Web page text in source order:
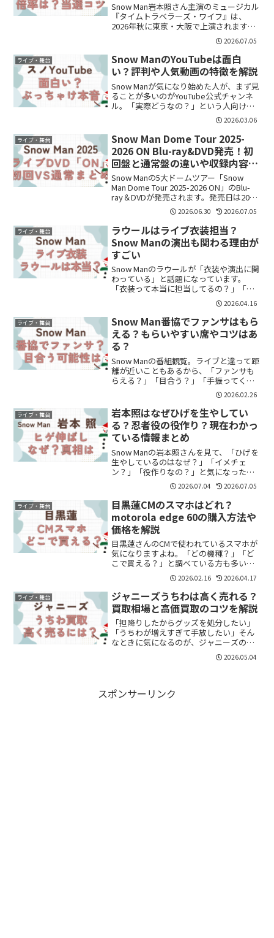
Snow Man岩本照さん主演のミュージカル
『タイムトラベラーズ・ワイフ』は、
2026年秋に東京・大阪で上演されます。
そのため、チケットは取れる？倍率はど
れくらい？一般発売でも間に合う？当た
りやすい方法はある？と気になっている
方も多いのでは...
2026.07.05
ライブ・舞台
Snow ManのYouTubeは面白
い？評判や人気動画の特徴を解説
Snow Manが気になり始めた人が、まず見
ることが多いのがYouTube公式チャンネ
ル。「実際どうなの？」という人向け
に、評判をまとめました。バラエティ動
画：メンバーの個性が分かるSnow Manの
YouTubeで一番人気なのがバラエティ...
2026.03.06
ライブ・舞台
Snow Man Dome Tour 2025-
2026 ON Blu-ray&DVD発売！初
回盤と通常盤の違いや収録内容ま
とめ
Snow Manの5大ドームツアー「Snow
Man Dome Tour 2025-2026 ON」のBlu-
ray＆DVDが発売されます。発売日は2026
年7月1日。発売前からAmazonや楽天な
どの予約リンクがSNSで多く拡散されて
おり...
2026.06.30 2026.07.05
ライブ・舞台
ラウールはライブ衣装担当？
Snow Manの演出も関わる理由が
すごい
Snow Manのラウールが「衣装や演出に関
わっている」と話題になっています。
「衣装って本当に担当してるの？」「ど
こまで関わってるの？」と気になった方
も多いのではないでしょうか。結論から
言うと、ラウールはSnow Manの演出や衣
装に深く関...
2026.04.16
ライブ・舞台
Snow Man番協でファンサはもら
える？もらいやすい席やコツはあ
る？
Snow Manの番組観覧。ライブと違って距
離が近いこともあるから、「ファンサも
らえる？」「目合う？」「手振ってくれ
る？」気になりますよね。結論から言う
と、近いので目が合う可能性はある。で
も狙うものではない。整理します。番協
でファンサはある...
2026.02.26
ライブ・舞台
岩本照はなぜひげを生やしてい
る？忍者役の役作り？現在わかっ
ている情報まとめ
Snow Manの岩本照さんを見て、「ひげを
生やしているのはなぜ？」「イメチェ
ン？」「役作りなの？」と気になった方
も多いのではないでしょうか。これまで
爽やかな印象が強かった岩本照さんです
が、最近はひげ姿で登場する機会が増
え、SNSでも話題に...
2026.07.04 2026.07.05
ライブ・舞台
目黒蓮CMのスマホはどれ？
motorola edge 60の購入方法や
価格を解説
目黒蓮さんのCMで使われているスマホが
気になりますよね。「どの機種？」「ど
こで買える？」と調べている方も多いと
思います。結論からいうと、CMで使用さ
れているのは「motorola edge 60」で
す。この記事では、購入方法や価格、特
徴をわ...
2026.02.16 2026.04.17
ライブ・舞台
ジャニーズうちわは高く売れる？
買取相場と高価買取のコツを解説
「担降りしたからグッズを処分したい」
「うちわが増えすぎて手放したい」そん
なときに気になるのが、ジャニーズのう
ちわって高く売れるの？という点ですよ
ね。結論から言うと、うちわは条件次第
2026.05.04
スポンサーリンク